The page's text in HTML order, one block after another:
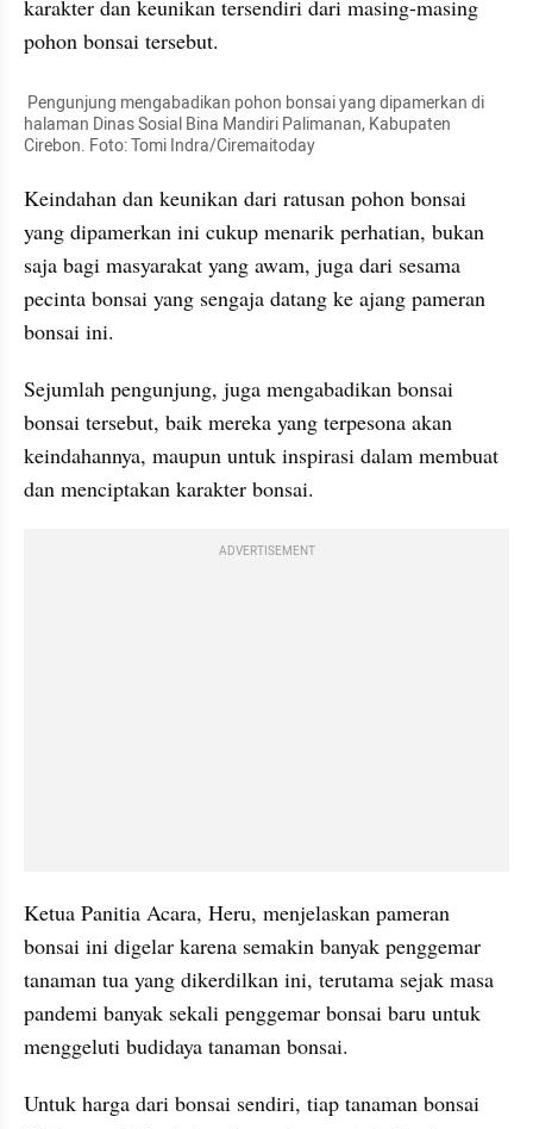
karakter dan keunikan tersendiri dari masing-masing
pohon bonsai tersebut.
halaman Dinas Sosial Bina Mandiri Palimanan, Kabupaten
Cirebon. Foto: Tomi Indra/Ciremaitoday
Keindahan dan keunikan dari ratusan pohon bonsai
yang dipamerkan ini cukup menarik perhatian, bukan
saja bagi masyarakat yang awam, juga dari sesama
pecinta bonsai yang sengaja datang ke ajang pameran
bonsai ini.
Sejumlah pengunjung, juga mengabadikan bonsai
bonsai tersebut, baik mereka yang terpesona akan
keindahannya, maupun untuk inspirasi dalam membuat
dan menciptakan karakter bonsai.
ADVERTISEMENT
Ketua Panitia Acara, Heru, menjelaskan pameran
bonsai ini digelar karena semakin banyak penggemar
tanaman tua yang dikerdilkan ini, terutama sejak masa
pandemi banyak sekali penggemar bonsai baru untuk
menggeluti budidaya tanaman bonsai.
Untuk harga dari bonsai sendiri, tiap tanaman bonsai